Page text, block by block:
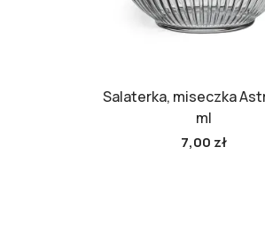
Salaterka, miseczka
ml
7,00 zł